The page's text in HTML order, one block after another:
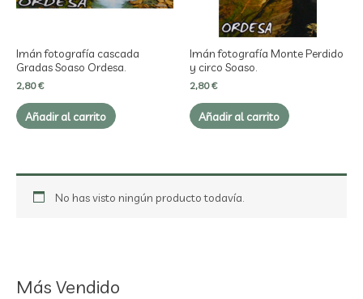
Imán fotografía cascada
Gradas Soaso Ordesa.
2,80€
Añadir al carrito
Imán fotografía Monte Perdido
y circo Soaso.
2,80€
Añadir al carrito
No has visto ningún producto todavía.
Más Vendido